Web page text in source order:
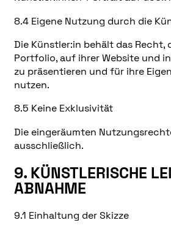
8.4 Eigene Nutzung durch die
Die Künstler:in behält das Recht,
Portfolio, auf ihrer Website und
zu präsentieren und für ihre
nutzen.
8.5 Keine Exklusivität
Die eingeräumten
ausschließlich.
9. KÜNSTLERISCHE
ABNAHME
9.1 Einhaltung der Skizze